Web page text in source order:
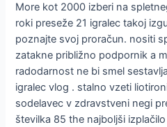
More kot 2000 izberi na
roki preseže 21 igralec takoj
poznajte svoj proračun. nositi
zatakne približno podpornik a
radodarnost ne bi smel
igralec vlog . stalno vzeti
sodelavec v zdravstveni negi
številka 85 the najboljši